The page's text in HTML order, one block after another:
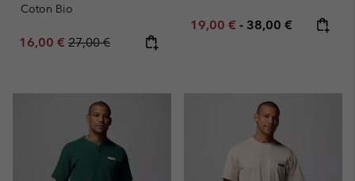
Coton Bio
Sale price:
16,00 € Regular price:
27,00 €
Minimum sale price:
19,00 € - Maximum price:
38,00 €